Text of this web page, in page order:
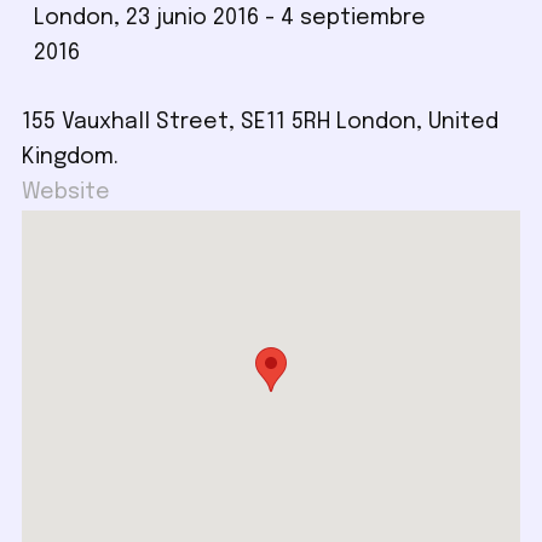
London, 23 junio 2016 - 4 septiembre
2016
155 Vauxhall Street, SE11 5RH London, United
Kingdom.
Website